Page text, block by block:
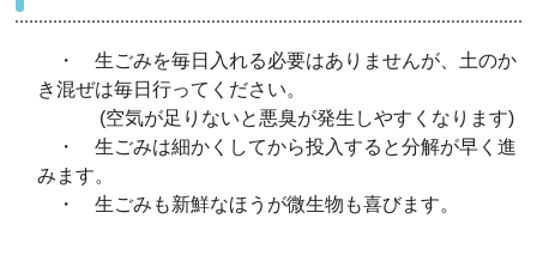
・ 生ごみを毎日入れる必要はありませんが、土のか
き混ぜは毎日行ってください。
(空気が足りないと悪臭が発生しやすくなります)
・ 生ごみは細かくしてから投入すると分解が早く進
みます。
・ 生ごみも新鮮なほうが微生物も喜びます。